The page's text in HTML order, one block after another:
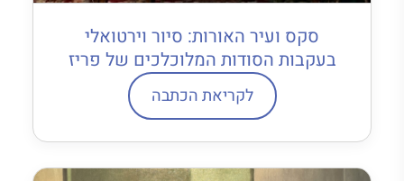
סקס ועיר האורות: סיור וירטואלי
בעקבות הסודות המלוכלכים של פריז
לקריאת הכתבה